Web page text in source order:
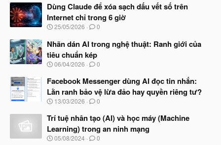
đ
ầ
u
à
b
ắ
đ
ầ
u
Dùng Claude để xóa sạch dấu vết số trên
Internet chỉ trong 6 giờ
N
à
y
b
ắ
đ
ầ
u
25/05/2026 0
Nhãn dán AI trong nghệ thuật: Ranh giới của
tiêu chuẩn kép
N
à
b
ắ
đ
ầ
u
06/04/2026 0
Facebook Messenger dùng AI đọc tin nhắn:
Lằn ranh bảo vệ lừa đảo hay quyền riêng tư?
N
à
b
ắ
13/03/2026 0
Trí tuệ nhân tạo (AI) và học máy (Machine
Learning) trong an ninh mạng
N
05/08/2024 0